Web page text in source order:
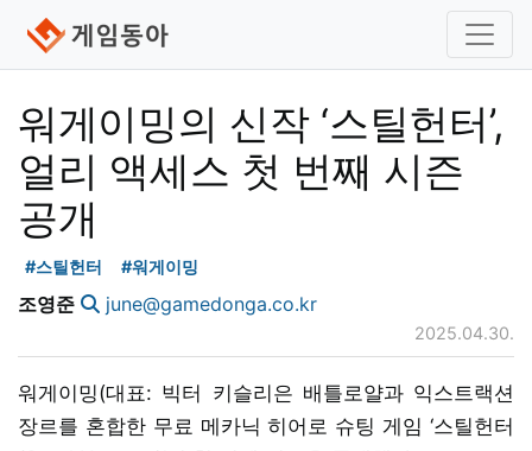
워게이밍의 신작 ‘스틸헌터’,
얼리 액세스 첫 번째 시즌
공개
#스틸헌터 #워게이밍
조영준 june@gamedonga.co.kr
2025.04.30.
워게이밍(대표: 빅터 키슬리은 배틀로얄과 익스트랙션
장르를 혼합한 무료 메카닉 히어로 슈팅 게임 ‘스틸헌터